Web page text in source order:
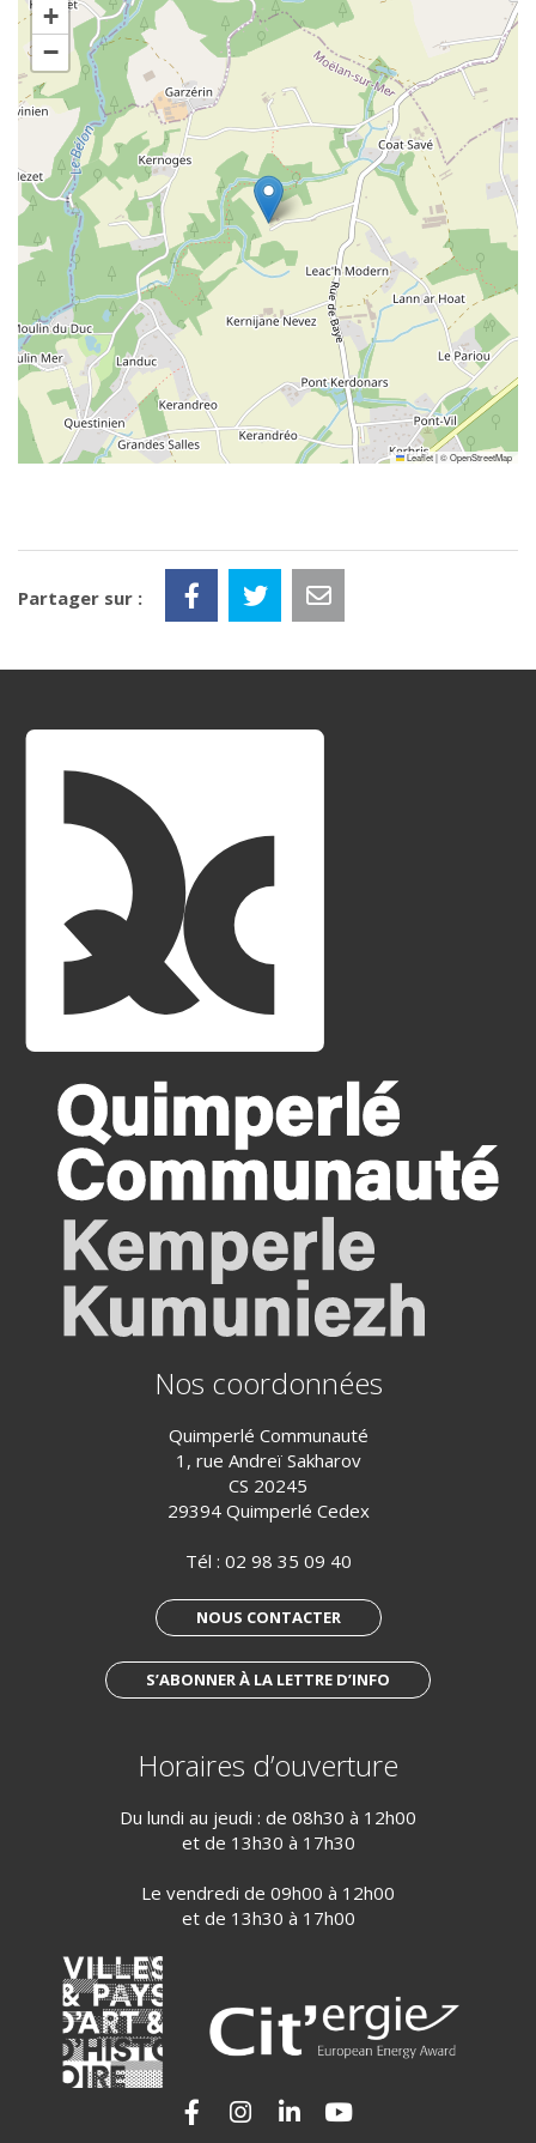
+
−
Leaflet|©OpenStreetMap
Partager sur :
Nos coordonnées
Quimperlé Communauté
1, rue Andreï Sakharov
CS 20245
29394 Quimperlé Cedex
Tél : 02 98 35 09 40
NOUS CONTACTER
S’ABONNER À LA LETTRE D’INFO
Horaires d’ouverture
Du lundi au jeudi : de 08h30 à 12h00
et de 13h30 à 17h30
Le vendredi de 09h00 à 12h00
et de 13h30 à 17h00
Lien vers le compte Facebook
Lien vers le compte Instagram
Lien vers le compte